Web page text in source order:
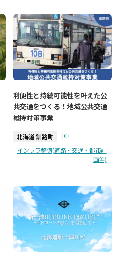
利便性と持続可能性を叶えた公
共交通をつくる！地域公共交通
維持対策事業
北海道 釧路町
ICT
インフラ整備(道路・交通・都市計
画等)